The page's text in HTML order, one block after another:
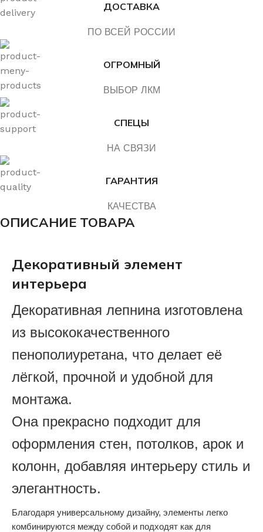
ДОСТАВКА
ПО ВСЕЙ РОССИИ
ОГРОМНЫЙ
ВЫБОР ЛКМ
СПЕЦЫ
НА СВЯЗИ
ГАРАНТИЯ
КАЧЕСТВА
ОПИСАНИЕ ТОВАРА
Декоративный элемент
интерьера
Декоративная лепнина изготовлена
из высококачественного
пенополиуретана, что делает её
лёгкой, прочной и удобной для
монтажа.
Она прекрасно подходит для
оформления стен, потолков, арок и
колонн, добавляя интерьеру стиль и
элегантность.
Благодаря универсальному дизайну, элементы легко
комбинируются между собой и подходят как для